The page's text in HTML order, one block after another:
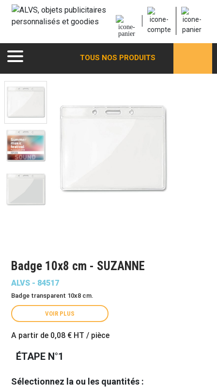
TOUS NOS PRODUITS
Badge 10x8 cm - SUZANNE
ALVS - 84517
Badge transparent 10x8 cm.
VOIR PLUS
A partir de 0,08 € HT / pièce
ÉTAPE N°1
Sélectionnez la ou les quantités :